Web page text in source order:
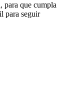
para que cumpla
para seguir